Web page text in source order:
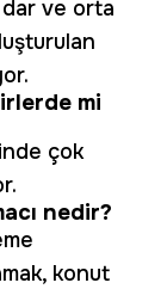
ve orta
mi
çok
nedir?
konut